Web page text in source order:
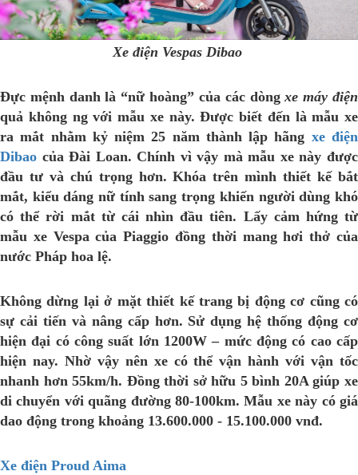
Xe điện Vespas Dibao
Đực mệnh danh là “nữ hoàng” của các dòngxe máy điện
quả không ng với mẫu xe này. Được biết đến là mẫu xe
ra mắt nhằm kỷ niệm 25 năm thành lập hãng xe điện
Dibao của Đài Loan. Chính vì vậy mà mẫu xe này được
đầu tư và chú trọng hơn. Khóa trên mình thiết kế bắt
mắt, kiểu dáng nữ tính sang trọng khiến người dùng khó
có thể rời mắt từ cái nhìn đầu tiên. Lấy cảm hứng từ
mẫu xe Vespa của Piaggio đồng thời mang hơi thở của
nước Pháp hoa lệ.
Không dừng lại ở mặt thiết kế trang bị động cơ cũng có
sự cải tiến và nâng cấp hơn. Sử dụng hệ thống động cơ
hiện đại có công suất lớn 1200W – mức động có cao cấp
hiện nay. Nhờ vậy nên xe có thể vận hành với vận tốc
nhanh hơn 55km/h. Đồng thời sở hữu 5 bình 20A giúp xe
di chuyển với quãng đường 80-100km. Mẫu xe này có giá
dao động trong khoảng 13.600.000 - 15.100.000 vnđ.
Xe điện Proud Aima